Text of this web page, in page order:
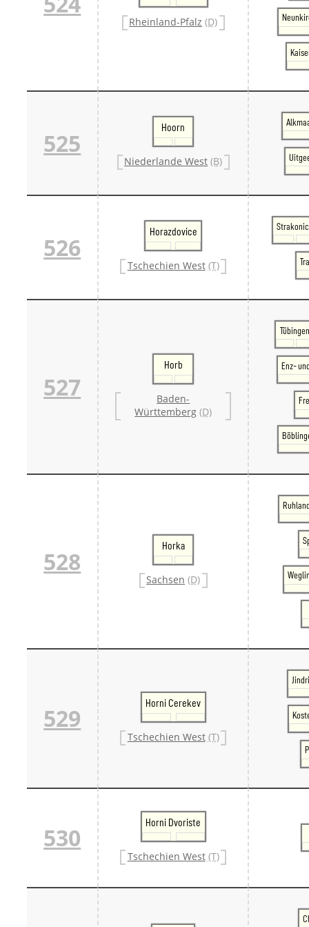
Rheinland-Pfalz (D)
525
Hoorn
Niederlande West (B)
526
Horazdovice
Tschechien West (T)
527
Horb
Baden-
Württemberg (D)
Enz-
528
Horka
Sachsen (D)
529
Horni Cerekev
Tschechien West (T)
530
Horni Dvoriste
Tschechien West (T)